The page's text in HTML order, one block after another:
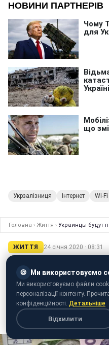
Укрзалізниця Інтернет Wi-Fi
Головна › Життя › Украинцы будут
ЖИТТЯ 24 січня 2020 · 08:31
платежки за газ:
платить
С января украинцам
платежки за газ
🍪 Ми використовуємо
Ми використовуємо файли
персоналізації контенту.
конфіденційності. Детальніше
Відхилити